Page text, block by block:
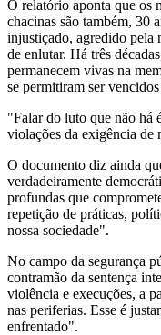
O relatório aponta que os
chacinas são também, 30
injustiçado, agredido pela
de enlutar. Há três
permanecem vivas na
se permitiram ser
"Falar do luto que não há
violações da exigência
O documento diz ainda
verdadeiramente
profundas que
repetição de práticas,
nossa sociedade".
No campo da segurança
contramão da sentença
violência e execuções, a
nas periferias. Esse é
enfrentado".